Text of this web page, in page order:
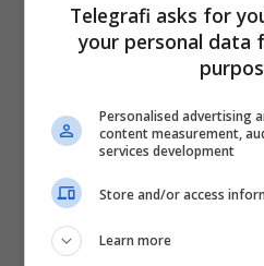
Telegrafi asks for
your personal data
Personalised advertising
content measurement,
services development
Store and/or access
Learn more